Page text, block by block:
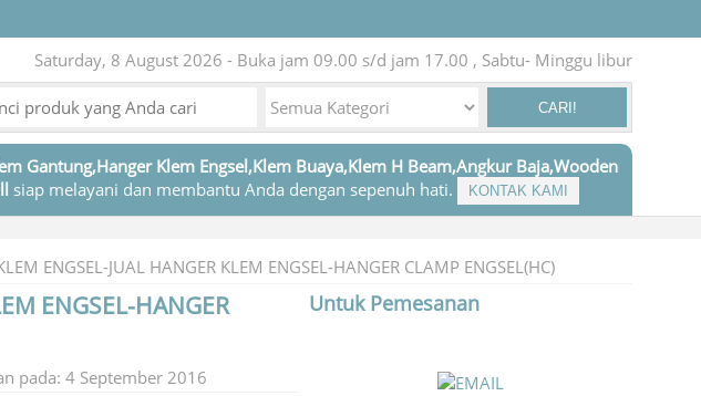
Saturday, 8 August 2026 - Buka jam 09.00 s/d jam 17.00 , Sabtu- Minggu libur
CARI!
Gantung,Hanger Klem Engsel,Klem Buaya,Klem H Beam,Angkur Baja,Wooden
siap melayani dan membantu Anda dengan sepenuh hati. KONTAK KAMI
ENGSEL-JUAL HANGER KLEM ENGSEL-HANGER CLAMP ENGSEL(HC)
ENGSEL-HANGER
pada: 4 September 2016
Untuk Pemesanan